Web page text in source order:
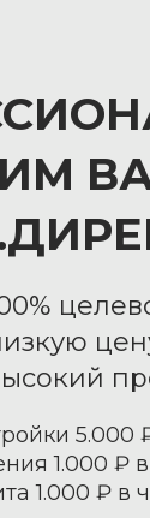
5.000
1.000 ₽
1.000 ₽ в